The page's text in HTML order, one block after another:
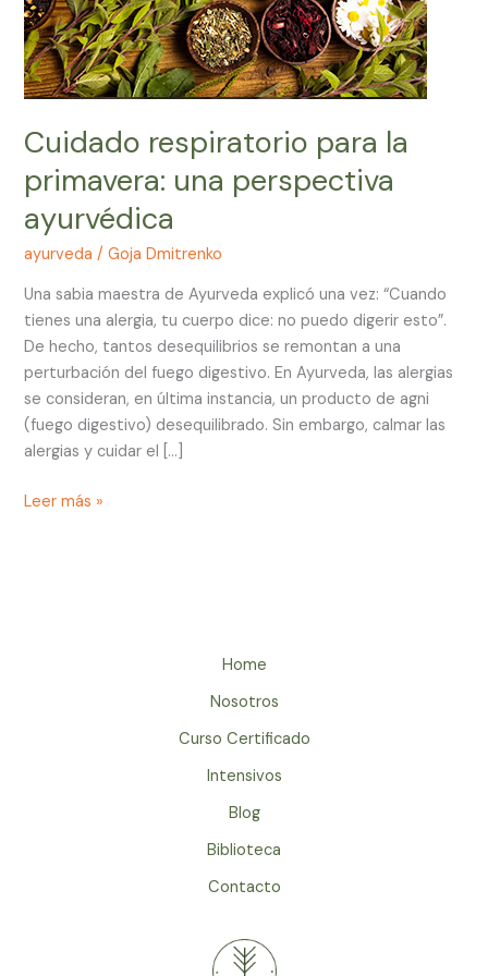
Cuidado respiratorio para la
primavera: una perspectiva
ayurvédica
ayurveda /Goja Dmitrenko
Una sabia maestra de Ayurveda explicó una vez: “Cuando
tienes una alergia, tu cuerpo dice: no puedo digerir esto”.
De hecho, tantos desequilibrios se remontan a una
perturbación del fuego digestivo. En Ayurveda, las alergias
se consideran, en última instancia, un producto de agni
(fuego digestivo) desequilibrado. Sin embargo, calmar las
alergias y cuidar el […]
Leer más »
Home
Nosotros
Curso Certificado
Intensivos
Blog
Biblioteca
Contacto